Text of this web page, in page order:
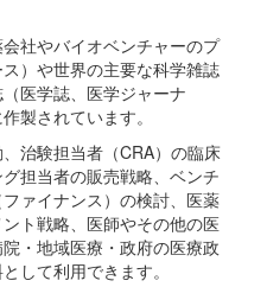
社やバイオベンチャーのプ
）や世界の主要な科学雑誌
医学誌、医学ジャーナ
製されています。
治験担当者（CRA）の臨床
担当者の販売戦略、ベンチ
ァイナンス）の検討、医薬
ト戦略、医師やその他の医
・地域医療・政府の医療政
して利用できます。